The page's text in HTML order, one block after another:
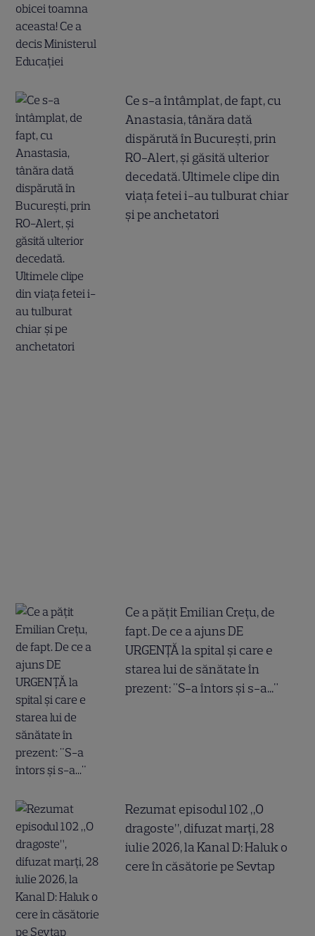
Ce s-a întâmplat, de fapt, cu
Anastasia, tânăra dată
dispărută în București, prin
RO-Alert, și găsită ulterior
decedată. Ultimele clipe din
viața fetei i-au tulburat chiar
și pe anchetatori
Ce a pățit Emilian Crețu, de
fapt. De ce a ajuns DE
URGENȚĂ la spital și care e
starea lui de sănătate în
prezent: "S-a întors și s-a..."
Rezumat episodul 102 „O
dragoste”, difuzat marți, 28
iulie 2026, la Kanal D: Haluk o
cere în căsătorie pe Sevtap